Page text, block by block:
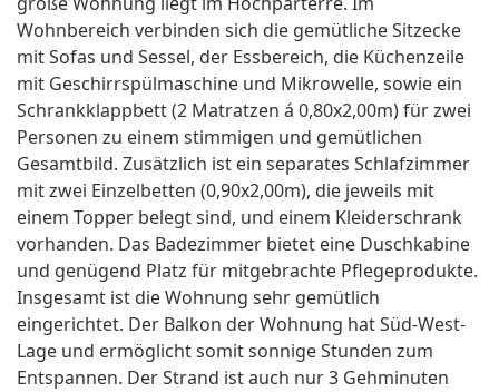
Wohnbereich verbinden sich die gemütliche Sitzecke
mit Sofas und Sessel, der Essbereich, die Küchenzeile
mit Geschirrspülmaschine und Mikrowelle, sowie ein
Schrankklappbett (2 Matratzen á 0,80x2,00m) für zwei
Personen zu einem stimmigen und gemütlichen
Gesamtbild. Zusätzlich ist ein separates Schlafzimmer
mit zwei Einzelbetten (0,90x2,00m), die jeweils mit
einem Topper belegt sind, und einem Kleiderschrank
vorhanden. Das Badezimmer bietet eine Duschkabine
und genügend Platz für mitgebrachte Pflegeprodukte.
Insgesamt ist die Wohnung sehr gemütlich
eingerichtet. Der Balkon der Wohnung hat Süd-West-
Lage und ermöglicht somit sonnige Stunden zum
Entspannen. Der Strand ist auch nur 3 Gehminuten